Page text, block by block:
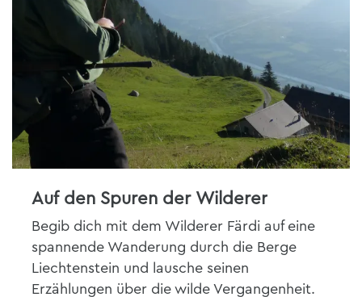
Auf den Spuren der Wilderer
Begib dich mit dem Wilderer Färdi auf eine
spannende Wanderung durch die Berge
Liechtenstein und lausche seinen
Erzählungen über die wilde Vergangenheit.